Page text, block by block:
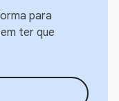
para
ter que